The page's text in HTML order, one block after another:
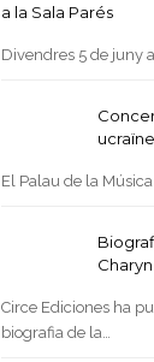
a la Sala Parés
Divendres 5 de juny
El Palau de la
Charyn
Circe Ediciones ha
biografia de la…